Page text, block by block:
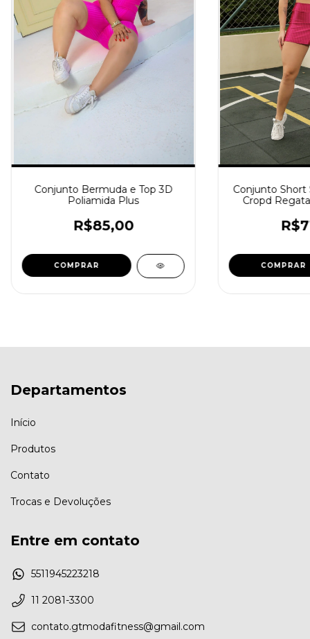
Conjunto Bermuda e Top 3D
Poliamida Plus
R$85,00
COMPRAR
Conjunto Short
Cropd
COMPRAR
Departamentos
Início
Produtos
Contato
Trocas e Devoluções
Entre em contato
5511945223218
11 2081-3300
contato.gtmodafitness@gmail.com